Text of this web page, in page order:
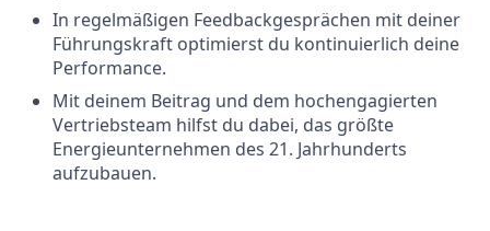
In regelmäßigen Feedbackgesprächen mit deiner
Führungskraft optimierst du kontinuierlich deine
Performance.
Mit deinem Beitrag und dem hochengagierten
Vertriebsteam hilfst du dabei, das größte
Energieunternehmen des 21. Jahrhunderts
aufzubauen.